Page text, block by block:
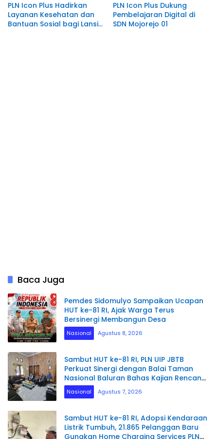
PLN Icon Plus Hadirkan
Layanan Kesehatan dan
Bantuan Sosial bagi Lansia
PLN Icon Plus Dukung
Pembelajaran Digital di
SDN Mojorejo 01
Baca Juga
Pemdes Sidomulyo Sampaikan Ucapan
HUT ke-81 RI, Ajak Warga Terus
Bersinergi Membangun Desa
Nasional Agustus 8, 2026
Sambut HUT ke-81 RI, PLN UIP JBTB
Perkuat Sinergi dengan Balai Taman
Nasional Baluran Bahas Kajian Rencana
Proyek SUTET 500 kV Paiton–
Watudodol/Kalipuro
Nasional Agustus 7, 2026
Sambut HUT ke-81 RI, Adopsi Kendaraan
Listrik Tumbuh, 21.865 Pelanggan Baru
Gunakan Home Charging Services PLN